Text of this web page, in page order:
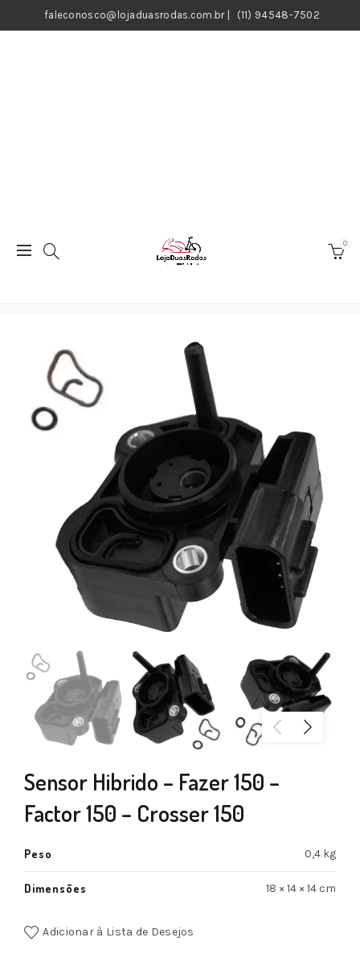
faleconosco@lojaduasrodas.com.br| (11) 94548-7502
0
Sensor Hibrido – Fazer 150 –
Factor 150 – Crosser 150
Peso 0,4 kg
Dimensões 18 × 14 × 14 cm
Adicionar à Lista de Desejos